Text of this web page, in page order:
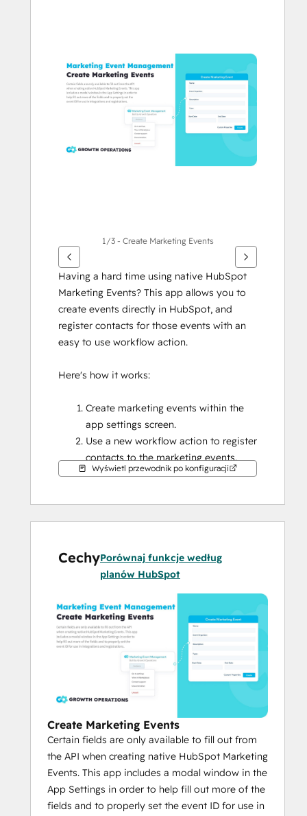
przeglądać
inne
elementy
1/3 - Create Marketing Events
Having a hard time using native HubSpot
Marketing Events? This app allows you to
create events directly in HubSpot, and
register contacts for those events with an
easy to use workflow action.
Here's how it works:
Create marketing events within the
app settings screen.
Use a new workflow action to register
contacts to the marketing events.
View marketing event registration
manually update a contact's event
status.
That's it! No other external apps or custom
code required.
Wyświetl przewodnik po konfiguracji
CechyPorównaj funkcje według
planów HubSpot
Create Marketing Events
Certain fields are only available to fill out from
the API when creating native HubSpot Marketing
Events. This app includes a modal window in the
App Settings in order to help fill out more of the
fields and to properly set the event ID for use in